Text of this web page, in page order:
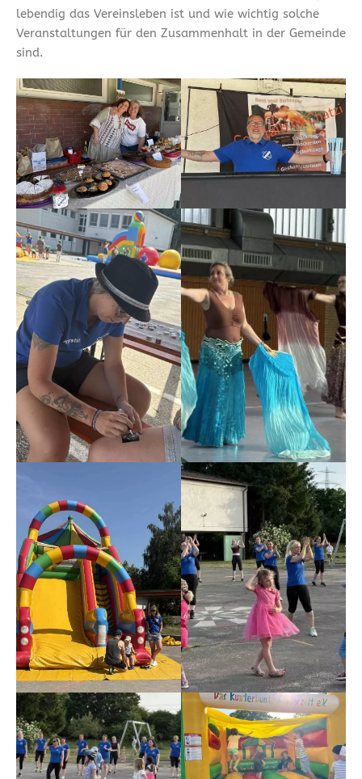
lebendig das Vereinsleben ist und wie wichtig solche
Veranstaltungen für den Zusammenhalt in der Gemeinde
sind.